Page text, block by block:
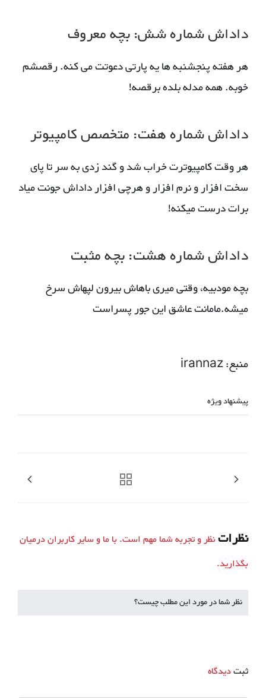
داداش شماره شش: بچه معروف
هر هفته پنجشنبه ها یه پارتی دعوتت می کنه. رقصشم
خوبه. همه مدله بلده برقصه!
داداش شماره هفت: متخصص کامپیوتر
هر وقت کامپیوترت خراب شد و گند زدی به سر تا پای
سخت افزار و نرم افزار و هرچی افزار داداش جونت میاد
برات درست میکنه!
داداش شماره هشت: بچه مثبت
بچه مودبیه، وقتی میری باهاش بیرون لپهاش سرخ
میشه.مامانت عاشق این جور پسراست
منبع: irannaz
پیشنهاد ویژه
نظراتنظر و تجربه شما مهم است. با ما و سایر کاربران درمیان
بگذارید.
نظر شما در مورد این مطلب چیست؟
ثبتدیدگاه